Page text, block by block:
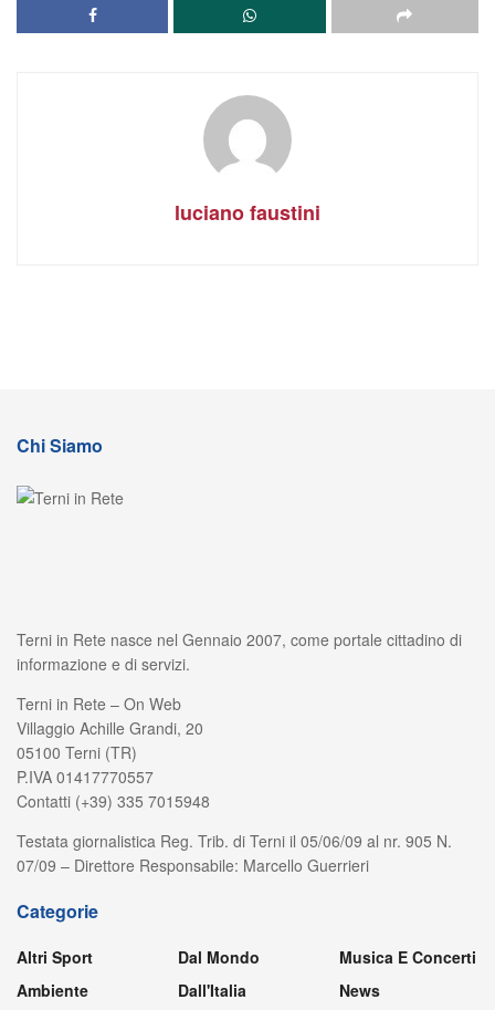
luciano faustini
Chi Siamo
Terni in Rete nasce nel Gennaio 2007, come portale cittadino di
informazione e di servizi.
Terni in Rete – On Web
Villaggio Achille Grandi, 20
05100 Terni (TR)
P.IVA 01417770557
Contatti (+39) 335 7015948
Testata giornalistica Reg. Trib. di Terni il 05/06/09 al nr. 905 N.
07/09 – Direttore Responsabile: Marcello Guerrieri
Categorie
Altri Sport
Ambiente
Dal Mondo
Dall'Italia
Musica E Concerti
News